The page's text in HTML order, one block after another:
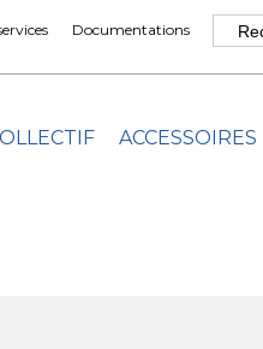
Documentations
ACCESSOIRES